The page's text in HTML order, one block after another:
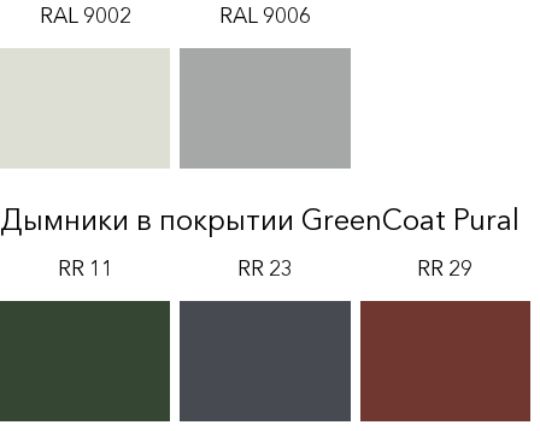
RAL 9002 RAL 9006
Дымники в покрытии GreenCoat Pural
RR 11 RR 23 RR 29